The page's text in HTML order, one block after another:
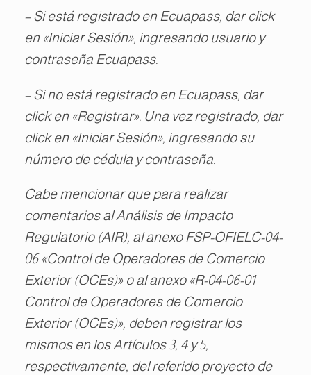
– Si está registrado en Ecuapass, dar click
en «Iniciar Sesión», ingresando usuario y
contraseña Ecuapass.
– Si no está registrado en Ecuapass, dar
click en «Registrar». Una vez registrado, dar
click en «Iniciar Sesión», ingresando su
número de cédula y contraseña.
Cabe mencionar que para realizar
comentarios al Análisis de Impacto
Regulatorio (AIR), al anexo FSP-OFIELC-04-
06 «Control de Operadores de Comercio
Exterior (OCEs)» o al anexo «R-04-06-01
Control de Operadores de Comercio
Exterior (OCEs)», deben registrar los
mismos en los Artículos 3, 4 y 5,
respectivamente, del referido proyecto de